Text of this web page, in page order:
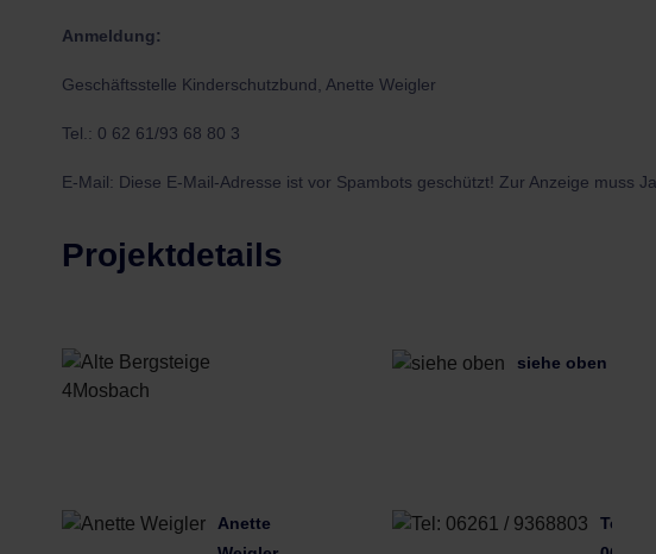
Anmeldung:
Geschäftsstelle Kinderschutzbund, Anette Weigler
Tel.: 0 62 61/93 68 80 3
E-Mail: Diese E-Mail-Adresse ist vor Spambots geschützt! Zur Anzeige muss
Projektdetails
siehe oben
Anette
Tel: